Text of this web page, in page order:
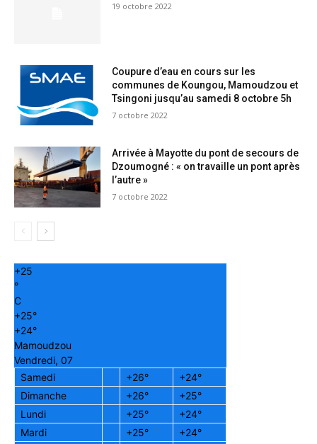
19 octobre 2022
Coupure d’eau en cours sur les
communes de Koungou, Mamoudzou et
Tsingoni jusqu’au samedi 8 octobre 5h
7 octobre 2022
Arrivée à Mayotte du pont de secours de
Dzoumogné : « on travaille un pont après
l’autre »
7 octobre 2022
+25
°
C
+25°
+24°
Mamoudzou
Vendredi, 07
Samedi
+26° +24°
Dimanche
+26° +25°
Lundi
+25° +24°
Mardi
+25° +24°